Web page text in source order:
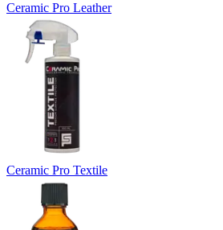
Ceramic Pro Leather
Ceramic Pro Textile